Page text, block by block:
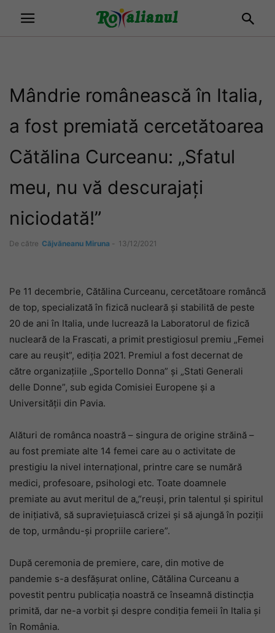
Mândrie românească în Italia,
a fost premiată cercetătoarea
Cătălina Curceanu: „Sfatul
meu, nu vă descurajați
niciodată!”
De către Căjvăneanu Miruna - 13/12/2021
Pe 11 decembrie, Cătălina Curceanu, cercetătoare româncă
de top, specializată în fizică nucleară și stabilită de peste
20 de ani în Italia, unde lucrează la Laboratorul de fizică
nucleară de la Frascati, a primit prestigiosul premiu „Femei
care au reușit”, ediția 2021. Premiul a fost decernat de
către organizațiile „Sportello Donna” și „Stati Generali
delle Donne”, sub egida Comisiei Europene și a
Universității din Pavia.
Alături de românca noastră – singura de origine străină –
au fost premiate alte 14 femei care au o activitate de
prestigiu la nivel internațional, printre care se numără
medici, profesoare, psihologi etc. Toate doamnele
premiate au avut meritul de a„“reuși, prin talentul și spiritul
de inițiativă, să supraviețuiască crizei și să ajungă în poziții
de top, urmându-și propriile cariere”.
După ceremonia de premiere, care, din motive de
pandemie s-a desfășurat online, Cătălina Curceanu a
povestit pentru publicația noastră ce înseamnă distincția
primită, dar ne-a vorbit și despre condiția femeii în Italia și
în România.